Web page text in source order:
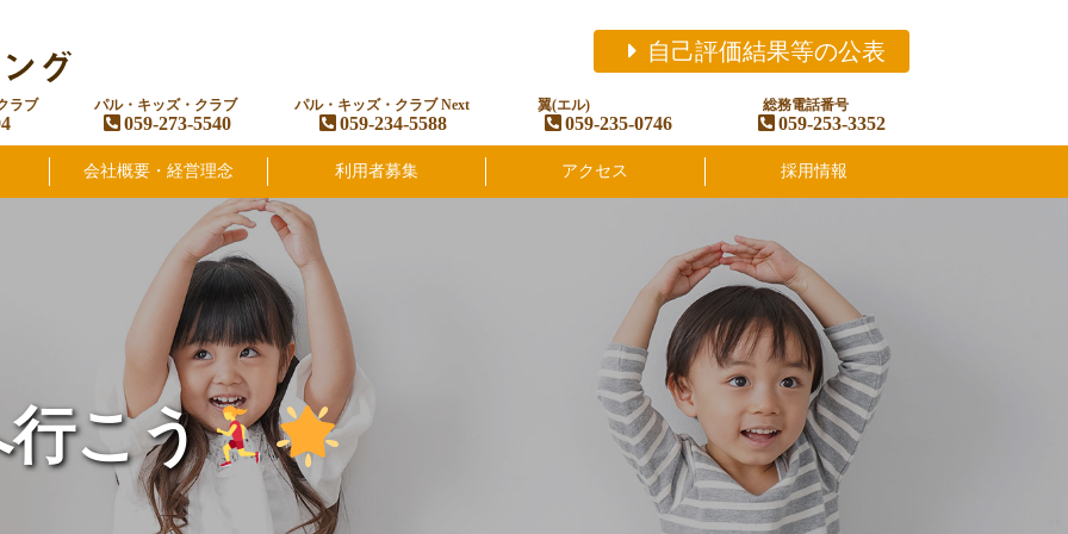
ラブ パル・キッズ・クラブ
059-273-5540
パル・キッズ・クラブ Next
059-234-5588
翼(エル)
059-235-0746
総務電話番号
059-253-3352
自己評価結果等の公表
会社概要・経営理念 利用者募集 アクセス 採用情報
こう